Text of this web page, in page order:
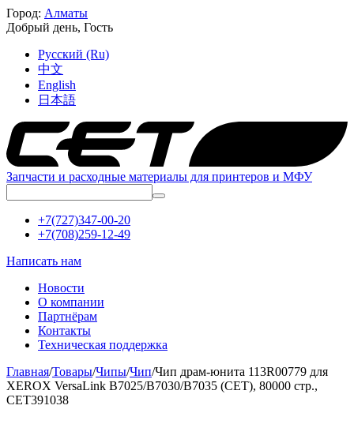
Город: Алматы
Добрый день, Гость
Русский (Ru)
中文
English
日本語
Запчасти и расходные материалы для принтеров и МФУ
+7(727)347-00-20
+7(708)259-12-49
Написать нам
Новости
О компании
Партнёрам
Контакты
Техническая поддержка
Главная/Товары/Чипы/Чип/Чип драм-юнита 113R00779 для
XEROX VersaLink B7025/B7030/B7035 (CET), 80000 стр.,
CET391038